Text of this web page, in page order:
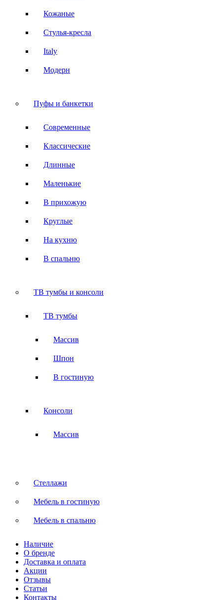
Кожаные
Стулья-кресла
Italy
Модерн
Пуфы и банкетки
Современные
Классические
Длинные
Маленькие
В прихожую
Круглые
На кухню
В спальню
ТВ тумбы и консоли
ТВ тумбы
Массив
Шпон
В гостиную
Консоли
Массив
Стеллажи
Мебель в гостиную
Мебель в спальню
Наличие
О бренде
Доставка и оплата
Акции
Отзывы
Статьи
Контакты